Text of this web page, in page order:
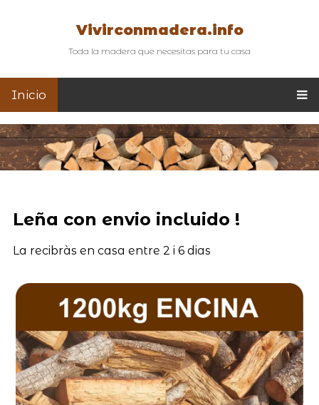
Vivirconmadera.info
Toda la madera que necesitas para tu casa
Inicio
Leña con envio incluido !
La recibràs en casa entre 2 i 6 dias